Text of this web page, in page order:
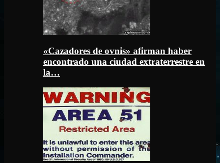
«Cazadores de ovnis» afirman haber
encontrado una ciudad extraterrestre en
la…